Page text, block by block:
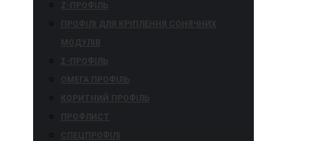
Z-ПРОФІЛЬ
ПРОФІЛІ ДЛЯ КРІПЛЕННЯ СОНЯЧНИХ
МОДУЛІВ
Σ-ПРОФІЛЬ
ОМЕГА ПРОФІЛЬ
КОРИТНИЙ ПРОФІЛЬ
ПРОФЛИСТ
СПЕЦПРОФІЛІ